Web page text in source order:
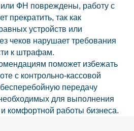
ФН повреждены, работу с
прекратить, так как
устройств или
чеков нарушает требования
к штрафам.
поможет избежать
с контрольно-кассовой
передачу
для выполнения
комфортной работы бизнеса.